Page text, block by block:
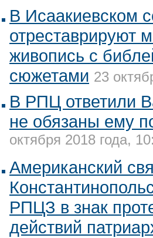
В Исаакиевском
отреставрируют
живопись с
сюжетами 23
В РПЦ ответили
не обязаны ему
октября 2018 года,
Американский
РПЦЗ в знак
действий